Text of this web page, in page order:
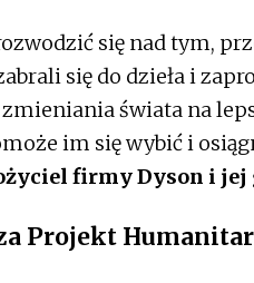
się nad tym,
się do dzieła i
zmieniania świata na
im się wybić i
firmy Dyson i
Projekt